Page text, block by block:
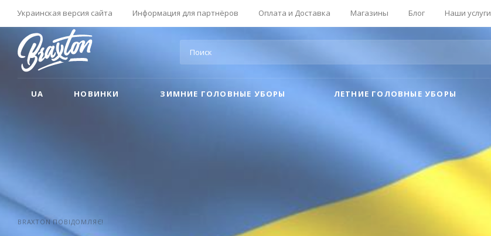
Украинская версия сайта Информация для партнёров Оплата и Доставка Магазины Блог Наши услуги
UA НОВИНКИ ЗИМНИЕ ГОЛОВНЫЕ УБОРЫ ЛЕТНИЕ ГОЛОВНЫЕ УБОРЫ
BRAXTON ПОВІДОМЛЯЄ!